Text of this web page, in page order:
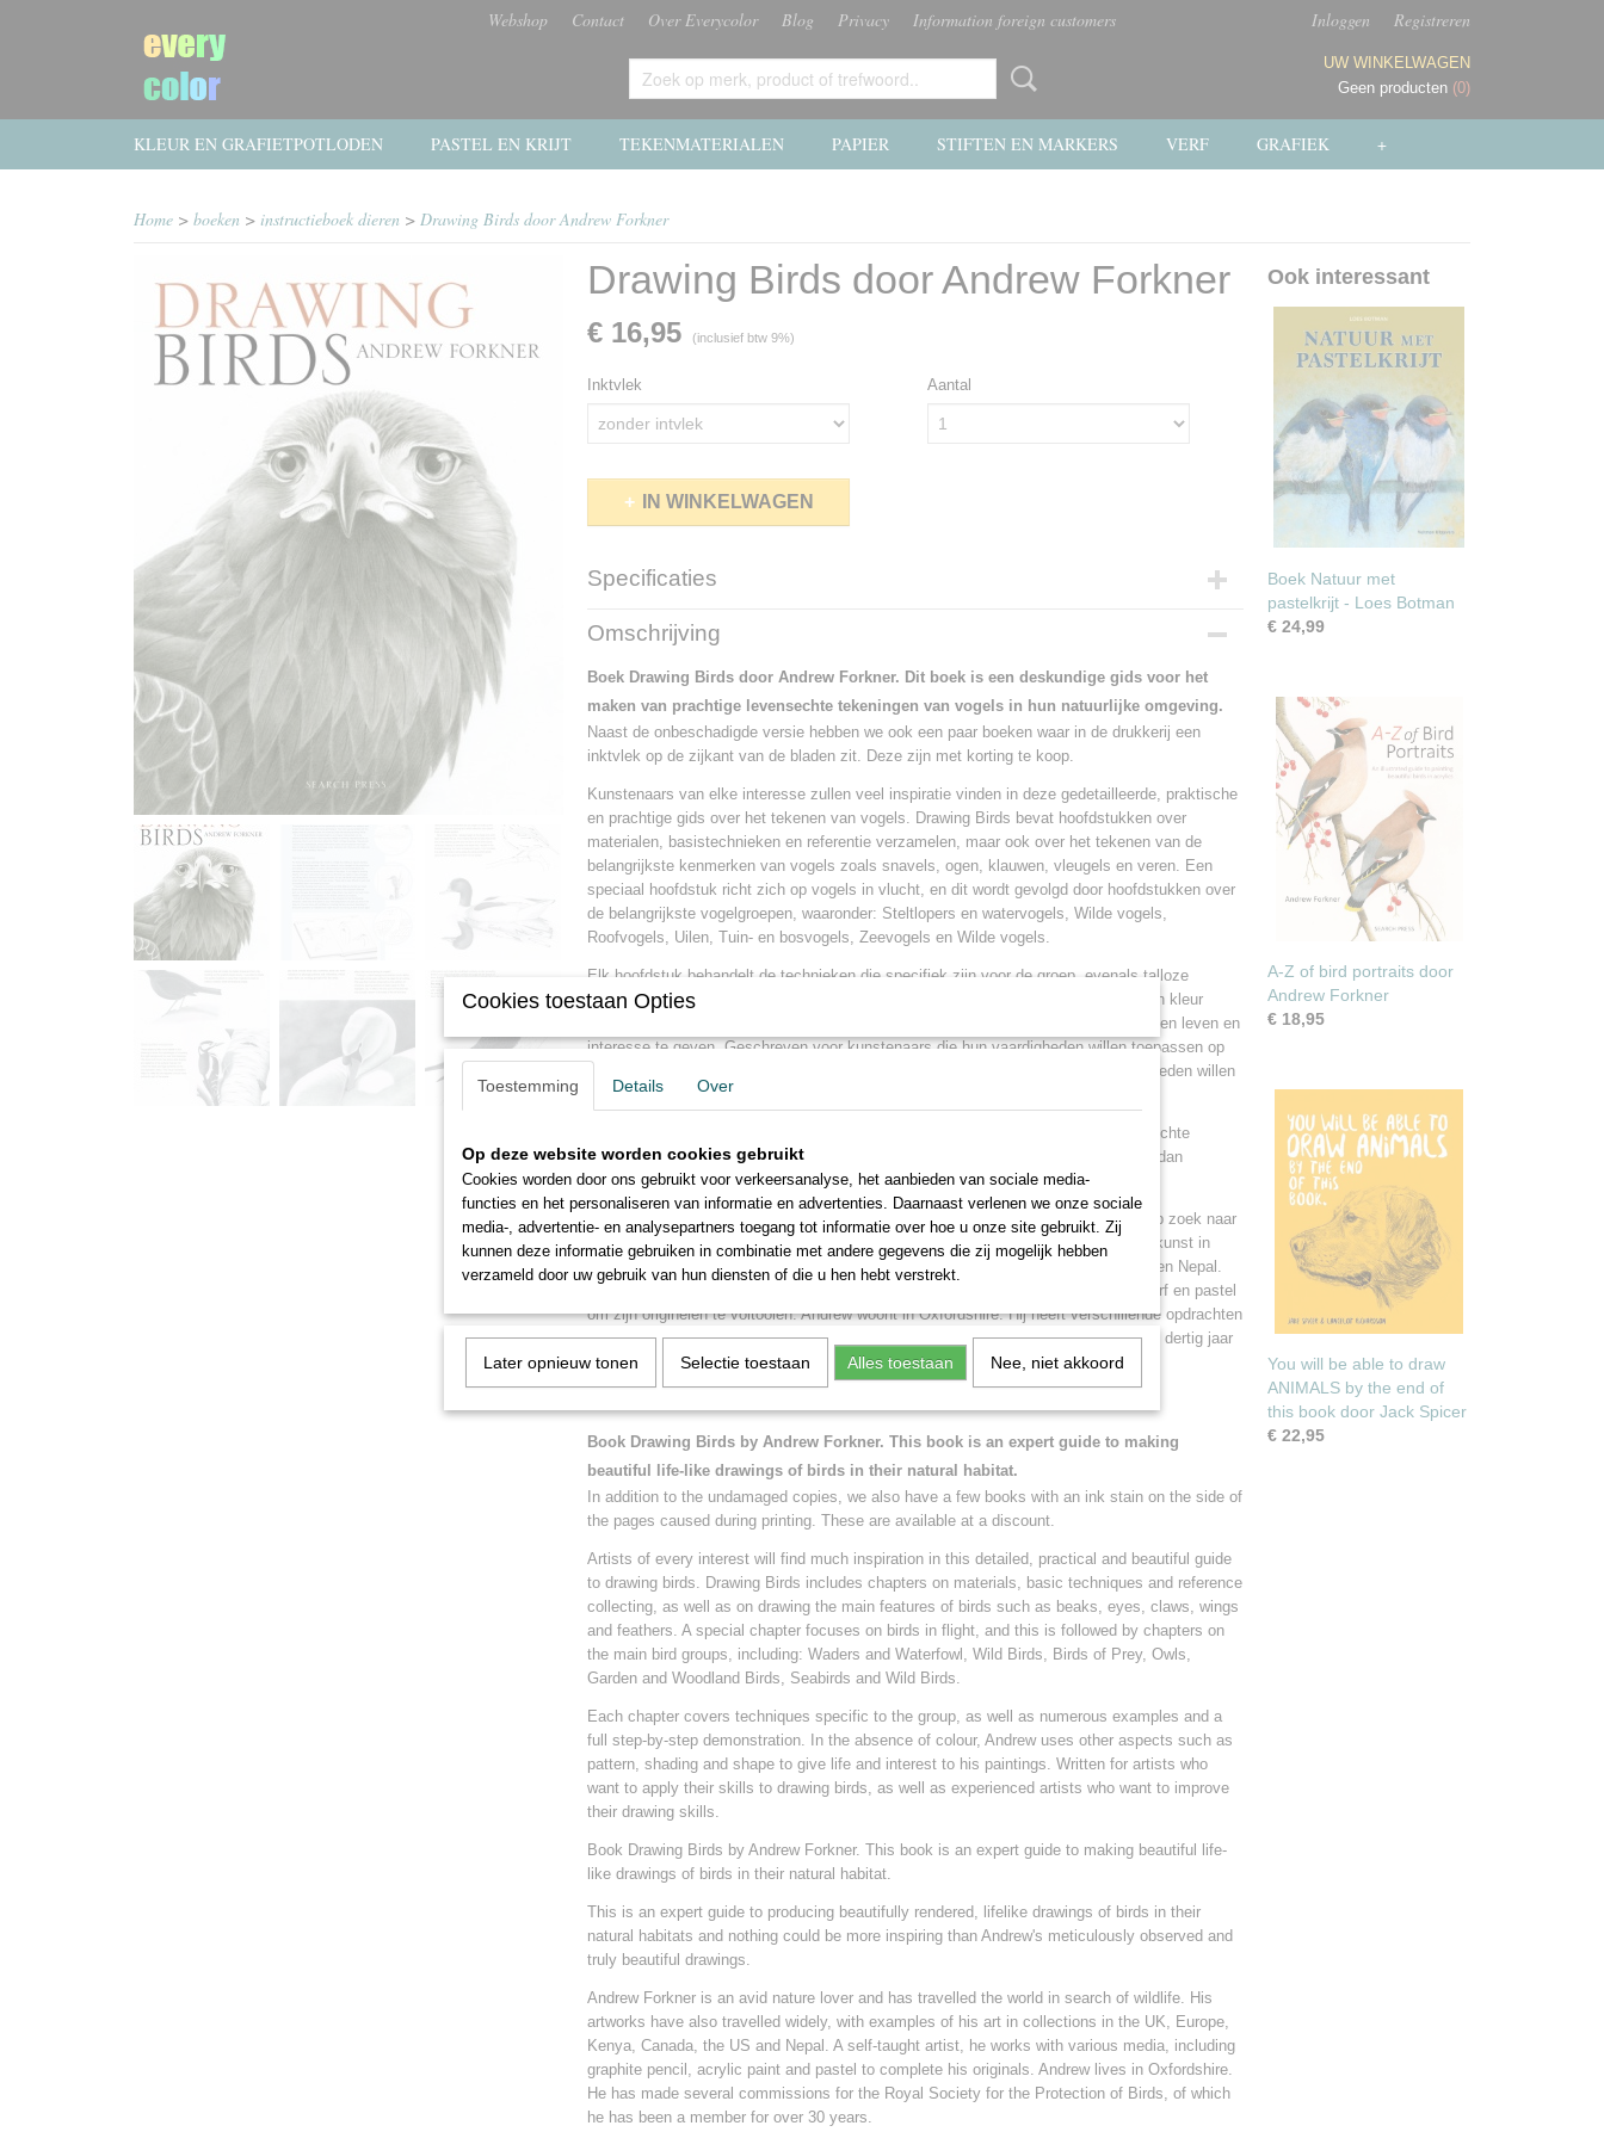
Webshop Contact Over Everycolor Blog Privacy Information foreign customers Inloggen Registreren
UW WINKELWAGEN
Geen producten (0)
KLEUR EN GRAFIETPOTLODEN PASTEL EN KRIJT TEKENMATERIALEN PAPIER STIFTEN EN MARKERS VERF GRAFIEK +
Home > boeken > instructieboek dieren > Drawing Birds door Andrew Forkner
Drawing Birds door Andrew Forkner
€ 16,95 (inclusief btw 9%)
Inktvlek Aantal
IN WINKELWAGEN
Specificaties
Productcode
Omschrijving
Boek Drawing Birds door Andrew Forkner. Dit boek is een deskundige gids voor het
maken van prachtige levensechte tekeningen van vogels in hun natuurlijke omgeving.
Naast de onbeschadigde versie hebben we ook een paar boeken waar in de drukkerij een
inktvlek op de zijkant van de bladen zit. Deze zijn met korting te koop.
Kunstenaars van elke interesse zullen veel inspiratie vinden in deze gedetailleerde, praktische
en prachtige gids over het tekenen van vogels. Drawing Birds bevat hoofdstukken over
materialen, basistechnieken en referentie verzamelen, maar ook over het tekenen van de
belangrijkste kenmerken van vogels zoals snavels, ogen, klauwen, vleugels en veren. Een
speciaal hoofdstuk richt zich op vogels in vlucht, en dit wordt gevolgd door hoofdstukken over
de belangrijkste vogelgroepen, waaronder: Steltlopers en watervogels, Wilde vogels,
Roofvogels, Uilen, Tuin- en bosvogels, Zeevogels en Wilde vogels.
Elk hoofdstuk behandelt de technieken die specifiek zijn voor de groep, evenals talloze
voorbeelden en een volledige stap-voor-stap demonstratie. Door de afwezigheid van kleur
gebruikt Andrew andere aspecten zoals patroon, arcering en vorm om zijn schilderijen leven en
interesse te geven. Geschreven voor kunstenaars die hun vaardigheden willen toepassen op
het tekenen van vogels, maar ook voor ervaren kunstenaars die hun tekenvaardigheden willen
verbeteren.
Dit is een deskundige gids voor het produceren van prachtig weergegeven, levensechte
tekeningen van vogels in hun natuurlijke habitat en niets kan meer inspirerend zijn dan
Andrew's nauwkeurig geobserveerde en werkelijk prachtige tekeningen.
Andrew Forkner is een fervent natuurliefhebber en heeft de hele wereld afgereisd op zoek naar
wilde dieren. Zijn kunstwerken hebben ook veel gereisd, met voorbeelden van zijn kunst in
collecties in het Verenigd Koninkrijk, Europa, Kenia, Canada, de Verenigde Staten en Nepal.
Als autodidact werkt hij met verschillende media, waaronder grafietpotlood, acrylverf en pastel
om zijn originelen te voltooien. Andrew woont in Oxfordshire. Hij heeft verschillende opdrachten
gemaakt voor de Royal Society for the Protection of Birds, waarvan hij al meer dan dertig jaar
lid is.
Book Drawing Birds by Andrew Forkner. This book is an expert guide to making
beautiful life-like drawings of birds in their natural habitat.
In addition to the undamaged copies, we also have a few books with an ink stain on the side of
the pages caused during printing. These are available at a discount.
Artists of every interest will find much inspiration in this detailed, practical and beautiful guide
to drawing birds. Drawing Birds includes chapters on materials, basic techniques and reference
collecting, as well as on drawing the main features of birds such as beaks, eyes, claws, wings
and feathers. A special chapter focuses on birds in flight, and this is followed by chapters on
the main bird groups, including: Waders and Waterfowl, Wild Birds, Birds of Prey, Owls,
Garden and Woodland Birds, Seabirds and Wild Birds.
Each chapter covers techniques specific to the group, as well as numerous examples and a
full step-by-step demonstration. In the absence of colour, Andrew uses other aspects such as
pattern, shading and shape to give life and interest to his paintings. Written for artists who
want to apply their skills to drawing birds, as well as experienced artists who want to improve
their drawing skills.
Book Drawing Birds by Andrew Forkner. This book is an expert guide to making beautiful life-
like drawings of birds in their natural habitat.
This is an expert guide to producing beautifully rendered, lifelike drawings of birds in their
natural habitats and nothing could be more inspiring than Andrew's meticulously observed and
truly beautiful drawings.
Andrew Forkner is an avid nature lover and has travelled the world in search of wildlife. His
artworks have also travelled widely, with examples of his art in collections in the UK, Europe,
Kenya, Canada, the US and Nepal. A self-taught artist, he works with various media, including
graphite pencil, acrylic paint and pastel to complete his originals. Andrew lives in Oxfordshire.
He has made several commissions for the Royal Society for the Protection of Birds, of which
he has been a member for over 30 years.
Ook interessant
Boek Natuur met
pastelkrijt - Loes Botman
€ 24,99
A-Z of bird portraits door
Andrew Forkner
€ 18,95
You will be able to draw
ANIMALS by the end of
this book door Jack Spicer
€ 22,95
Cookies toestaan Opties
Toestemming Details Over
Op deze website worden cookies gebruikt
Cookies worden door ons gebruikt voor verkeersanalyse, het aanbieden van sociale media-
functies en het personaliseren van informatie en advertenties. Daarnaast verlenen we onze sociale
media-, advertentie- en analysepartners toegang tot informatie over hoe u onze site gebruikt. Zij
kunnen deze informatie gebruiken in combinatie met andere gegevens die zij mogelijk hebben
verzameld door uw gebruik van hun diensten of die u hen hebt verstrekt.
Later opnieuw tonen Selectie toestaan Alles toestaan Nee, niet akkoord